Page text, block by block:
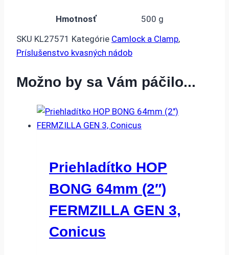
Hmotnosť
500 g
SKU KL27571 Kategórie Camlock a Clamp,
Príslušenstvo kvasných nádob
Možno by sa Vám páčilo...
Priehladítko HOP
BONG 64mm (2″)
FERMZILLA GEN 3,
Conicus